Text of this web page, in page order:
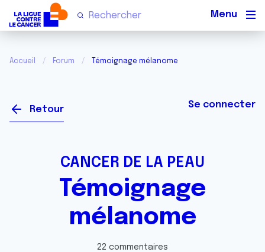
Accueil Forum Témoignage mélanome
Retour Se connecter
CANCER DE LA PEAU
Témoignage
mélanome
22 commentaires